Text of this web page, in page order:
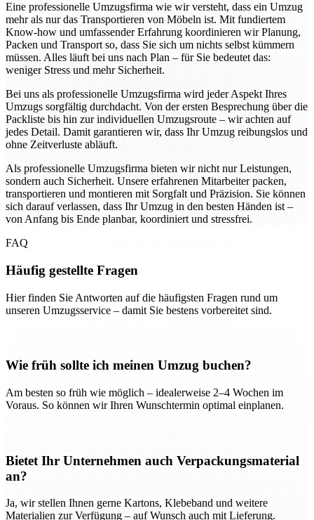
Eine professionelle Umzugsfirma wie wir versteht, dass ein Umzug
mehr als nur das Transportieren von Möbeln ist. Mit fundiertem
Know-how und umfassender Erfahrung koordinieren wir Planung,
Packen und Transport so, dass Sie sich um nichts selbst kümmern
müssen. Alles läuft bei uns nach Plan – für Sie bedeutet das:
weniger Stress und mehr Sicherheit.
Bei uns als professionelle Umzugsfirma wird jeder Aspekt Ihres
Umzugs sorgfältig durchdacht. Von der ersten Besprechung über die
Packliste bis hin zur individuellen Umzugsroute – wir achten auf
jedes Detail. Damit garantieren wir, dass Ihr Umzug reibungslos und
ohne Zeitverluste abläuft.
Als professionelle Umzugsfirma bieten wir nicht nur Leistungen,
sondern auch Sicherheit. Unsere erfahrenen Mitarbeiter packen,
transportieren und montieren mit Sorgfalt und Präzision. Sie können
sich darauf verlassen, dass Ihr Umzug in den besten Händen ist –
von Anfang bis Ende planbar, koordiniert und stressfrei.
FAQ
Häufig gestellte Fragen
Hier finden Sie Antworten auf die häufigsten Fragen rund um
unseren Umzugsservice – damit Sie bestens vorbereitet sind.
Wie früh sollte ich meinen Umzug buchen?
Am besten so früh wie möglich – idealerweise 2–4 Wochen im
Voraus. So können wir Ihren Wunschtermin optimal einplanen.
Bietet Ihr Unternehmen auch Verpackungsmaterial
an?
Ja, wir stellen Ihnen gerne Kartons, Klebeband und weitere
Materialien zur Verfügung – auf Wunsch auch mit Lieferung.